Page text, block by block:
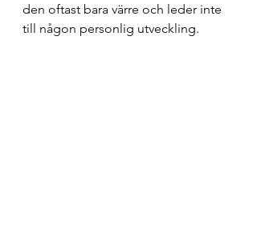
den oftast bara värre och leder inte
till någon personlig utveckling.